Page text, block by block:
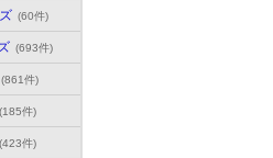
(60件)
(693件)
(861件)
(185件)
(423件)